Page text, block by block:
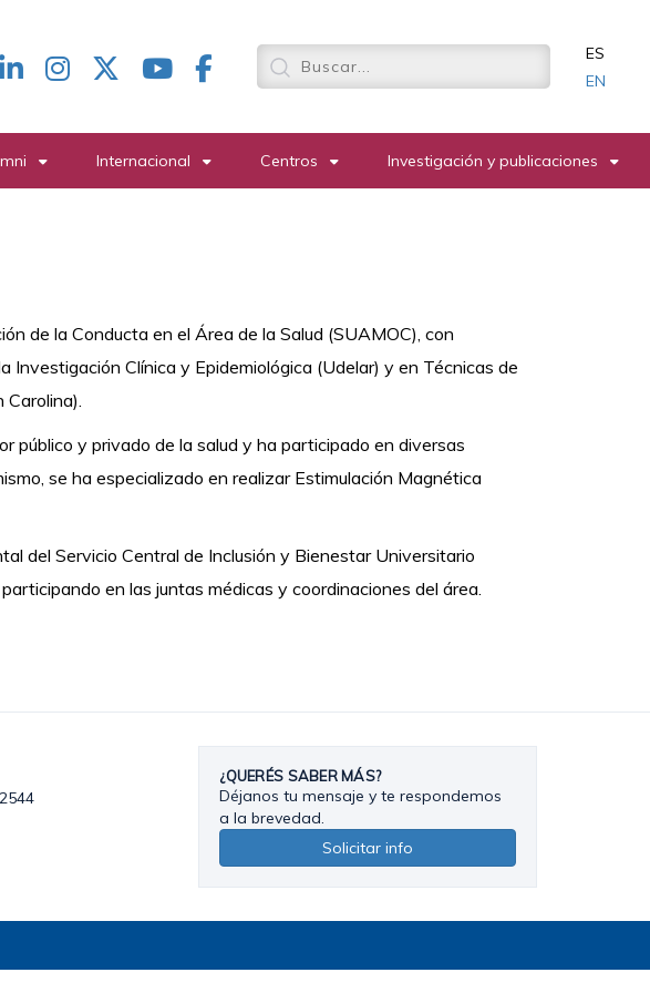
Redes
ES
EN
Internacional Centros Investigación y publicaciones
de la Conducta en el Área de la Salud (SUAMOC), con
Clínica y Epidemiológica (Udelar) y en Técnicas de
Carolina).
público y privado de la salud y ha participado en diversas
se ha especializado en realizar Estimulación Magnética
del Servicio Central de Inclusión y Bienestar Universitario
en las juntas médicas y coordinaciones del área.
¿QUERÉS SABER MÁS?
Déjanos tu mensaje y te respondemos
a la brevedad.
Solicitar info